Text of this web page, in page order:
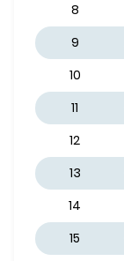
8
9
10
11
12
13
14
15